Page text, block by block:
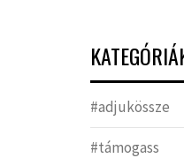
#adjukössze
#támogass